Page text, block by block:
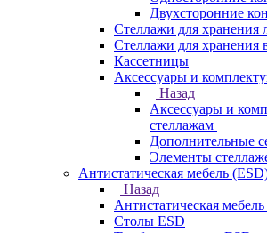
Двухсторонние
Стеллажи для хранения
Стеллажи для хранения
Кассетницы
Аксесcуары и
Назад
Аксесcуары и
стеллажам
Дополнительные
Элементы
Антистатическая мебель
Назад
Антистатическая
Столы ESD